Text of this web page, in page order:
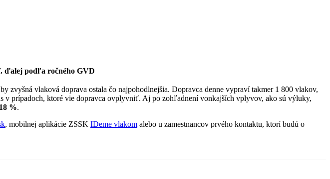
ďalej podľa ročného GVD
zvyšná vlaková doprava ostala čo najpohodlnejšia. Dopravca denne vypraví takmer 1 800 vlakov,
v prípadoch, ktoré vie dopravca ovplyvniť. Aj po zohľadnení vonkajších vplyvov, ako sú výluky,
%.
, mobilnej aplikácie ZSSK IDeme vlakom alebo u zamestnancov prvého kontaktu, ktorí budú o